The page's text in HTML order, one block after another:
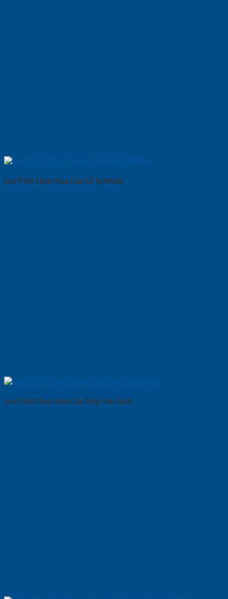
Lưu Ý Khi Chọn Mua Cửa Gỗ Tự Nhiên
Lưu Ý Khi Chọn Mua Cửa Thép Hàn Quốc